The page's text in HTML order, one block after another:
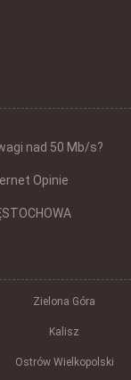
nad 50 Mb/s?
Opinie
Zielona Góra
Kalisz
Ostrów Wielkopolski